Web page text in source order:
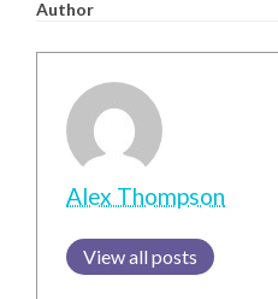
Author
Alex Thompson
View all posts